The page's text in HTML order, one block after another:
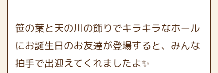
笹の葉と天の川の飾りでキラキラなホール
にお誕生日のお友達が登場すると、みんな
拍手で出迎えてくれましたよ✨